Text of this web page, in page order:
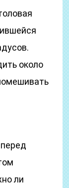
около
ли